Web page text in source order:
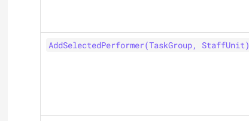
AddSelectedPerformer(TaskGroup, StaffUnit)